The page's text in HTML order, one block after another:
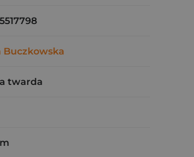
Buczkowska
twarda